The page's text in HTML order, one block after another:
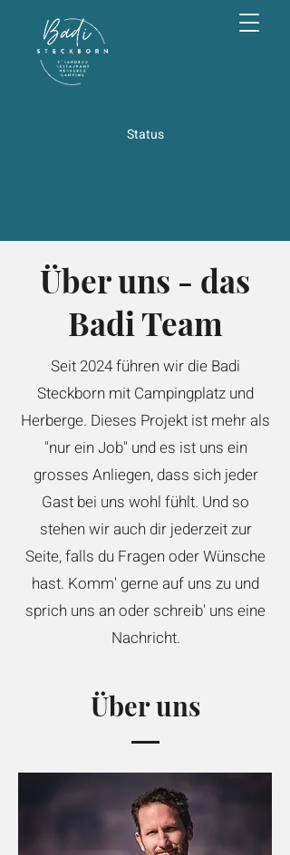
Status
Über uns - das
Badi Team
Seit 2024 führen wir die Badi
Steckborn mit Campingplatz und
Herberge. Dieses Projekt ist mehr als
"nur ein Job" und es ist uns ein
grosses Anliegen, dass sich jeder
Gast bei uns wohl fühlt. Und so
stehen wir auch dir jederzeit zur
Seite, falls du Fragen oder Wünsche
hast. Komm' gerne auf uns zu und
sprich uns an oder schreib' uns eine
Nachricht.
Über uns